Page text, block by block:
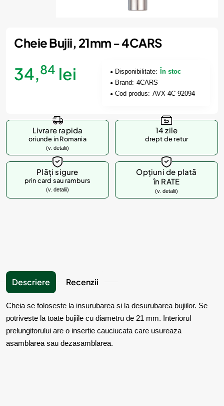
Cheie Bujii, 21mm - 4CARS
34,84 lei Disponibilitate:
În stoc
Brand: 4CARS
Cod produs: AVX-4C-92094
Livrare rapida
oriunde in Romania
(v. detalii)
14 zile
drept de retur
Plăți sigure
prin card sau ramburs
(v. detalii)
Opțiuni de plată
în RATE
(v. detalii)
Descriere Recenzii
Cheia se foloseste la insurubarea si la desurubarea bujiilor. Se
potriveste la toate bujiile cu diametru de 21 mm. Interiorul
prelungitorului are o insertie cauciucata care usureaza
asamblarea sau dezasamblarea.